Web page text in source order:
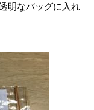
明なバッグに入れ